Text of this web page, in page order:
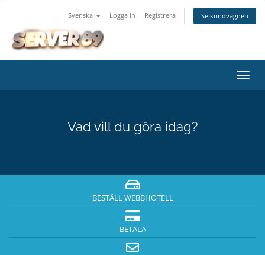
Svenska Logga in Registrera Se kundvagnen
Växla
Vad vill du göra idag?
BESTÄLL WEBBHOTELL
BETALA